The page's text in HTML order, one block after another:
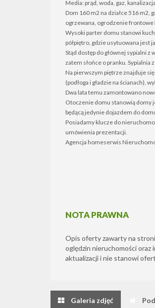
Media: prąd, woda, gaz,
Dom 160 m2 na działce 516 m2,
ogrzewana, ogrodzenie frontowe
Wysoki parter domu stanowi
półpiętro, gdzie usytuowana jest
Stąd dostęp do głównej sypialni
zatem słońce o pranku. Sypialnia
Na pierwszym piętrze znajduje
(podłoga i gładzie na ścianach),
Dwa lata temu zamontowano
Otoczenie domu stanowią domy
będącą jedynie dojazdem do
Posiadamy klucze do
umówienia prezentacji.
Agencja homeserwis
NOTA PRAWNA
Opis oferty zawarty na
oględzin nieruchomości oraz
aktualizacji i nie stanowi
Galeria zdjęć